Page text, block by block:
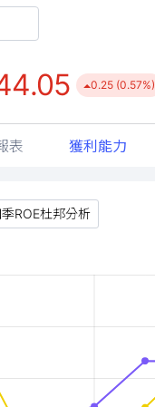
0.25 (0.57%)
表 獲利能力
ROE杜邦分析